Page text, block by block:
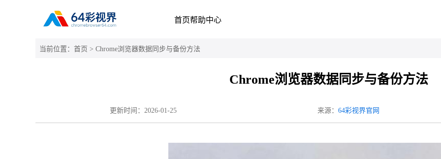
首页帮助中心
当前位置： 首页 > Chrome浏览器数据同步与备份方法
Chrome浏览器数据同步与备份方法
更新时间： 2026-01-25 来源： 64彩视界官网